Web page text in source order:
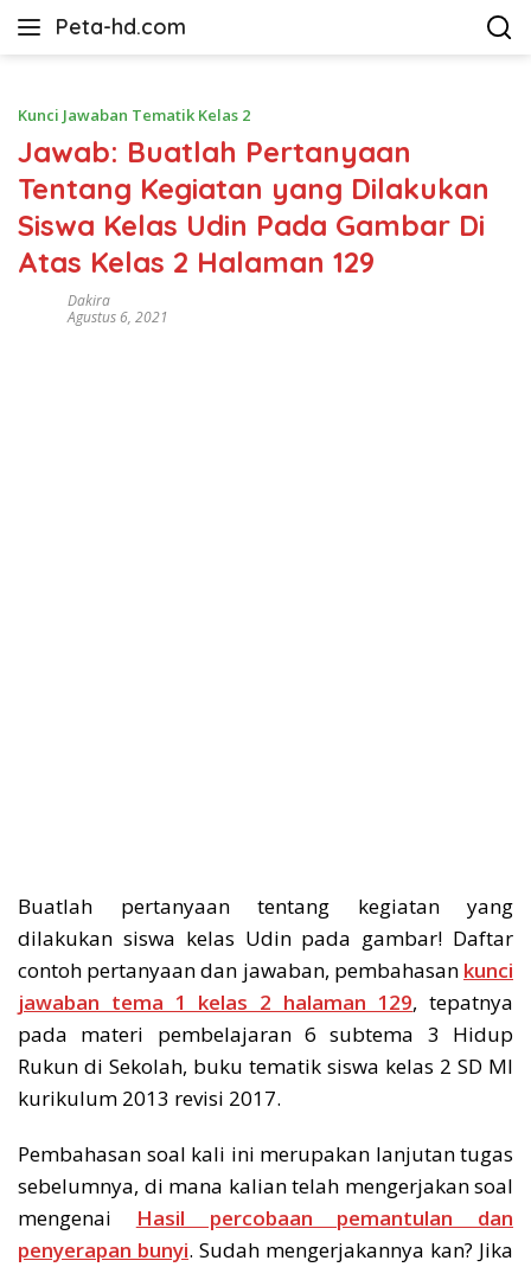
Peta-hd.com
Kumpulan
HD
Kunci Jawaban Tematik Kelas 2
Jawab: Buatlah Pertanyaan
Tentang Kegiatan yang Dilakukan
Siswa Kelas Udin Pada Gambar Di
Atas Kelas 2 Halaman 129
Dakira
Agustus 6, 2021
Buatlah pertanyaan tentang kegiatan yang
dilakukan siswa kelas Udin pada gambar! Daftar
contoh pertanyaan dan jawaban, pembahasan kunci
jawaban tema 1 kelas 2 halaman 129, tepatnya
pada materi pembelajaran 6 subtema 3 Hidup
Rukun di Sekolah, buku tematik siswa kelas 2 SD MI
kurikulum 2013 revisi 2017.
Pembahasan soal kali ini merupakan lanjutan tugas
sebelumnya, di mana kalian telah mengerjakan soal
mengenai Hasil percobaan pemantulan dan
penyerapan bunyi. Sudah mengerjakannya kan? Jika